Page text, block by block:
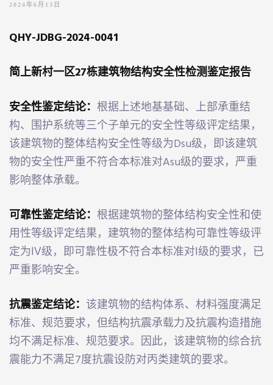
2024年6月13日
QHY-JDBG-2024-0041
简上新村一区27栋建筑物结构安全性检测鉴定报告
安全性鉴定结论： 根据上述地基基础、上部承重结
构、围护系统等三个子单元的安全性等级评定结果，
该建筑物的整体结构安全性等级为Dsu级，即该建筑
物的安全性严重不符合本标准对Asu级的要求，严重
影响整体承载。
可靠性鉴定结论： 根据建筑物的整体结构安全性和使
用性等级评定结果，建筑物的整体结构可靠性等级评
定为Ⅳ级，即可靠性极不符合本标准对Ⅰ级的要求，已
严重影响安全。
抗震鉴定结论： 该建筑物的结构体系、材料强度满足
标准、规范要求，但结构抗震承载力及抗震构造措施
均不满足标准、规范要求。因此，该建筑物的综合抗
震能力不满足7度抗震设防对丙类建筑的要求。